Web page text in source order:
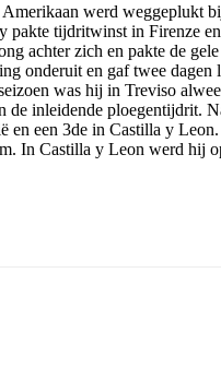
werd weggeplukt
tijdritwinst in Firenze
achter zich en pakte de
onderuit en gaf twee
was hij in Treviso
de inleidende ploegentijdrit.
een 3de in Castilla y
In Castilla y Leon werd hij